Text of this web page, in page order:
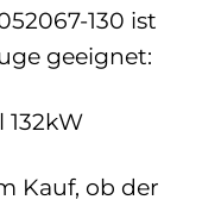
130 ist
geeignet:
132kW
Kauf, ob der